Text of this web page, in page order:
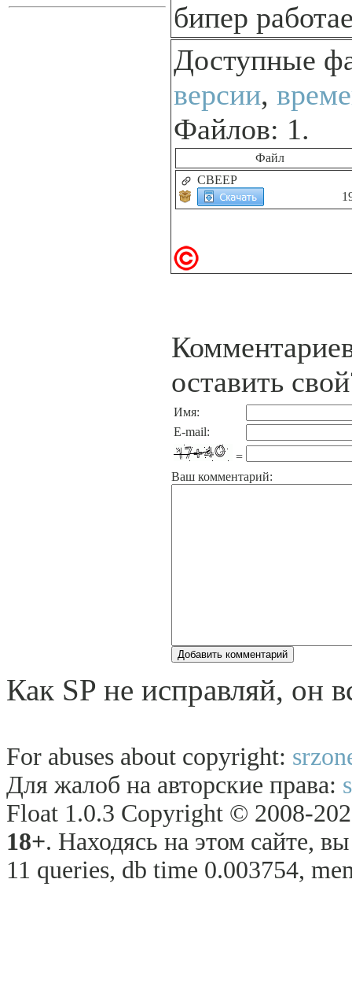
бипер
Доступные
версии,
Файлов: 1.
Файл
CBEEP
оставить
Имя:
E-mail:
=
Ваш комментарий:
Как SP не исправляй, он
For abuses about copyright:
Для жалоб на авторские права:
Float 1.0.3 Copyright © 2008-
18+. Находясь на этом сайте,
11 queries, db time 0.003754,